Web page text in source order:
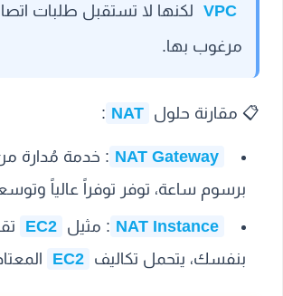
VPC لكنها لا تستقبل طلبات
مرغوب بها.
📋 مقارنة حلول NAT
:
NAT Gateway
: خدمة مُدارة
برسوم ساعة، توفر توفراً عالياً وتوسعاً
NAT Instance
: مثيل EC2
بنفسك، يتحمل تكاليف EC2